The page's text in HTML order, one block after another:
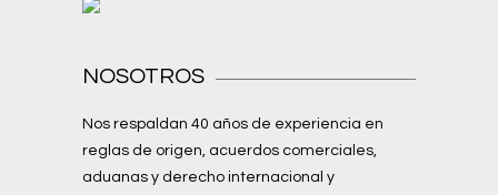
NOSOTROS
Nos respaldan 40 años de experiencia en
reglas de origen, acuerdos comerciales,
aduanas y derecho internacional y